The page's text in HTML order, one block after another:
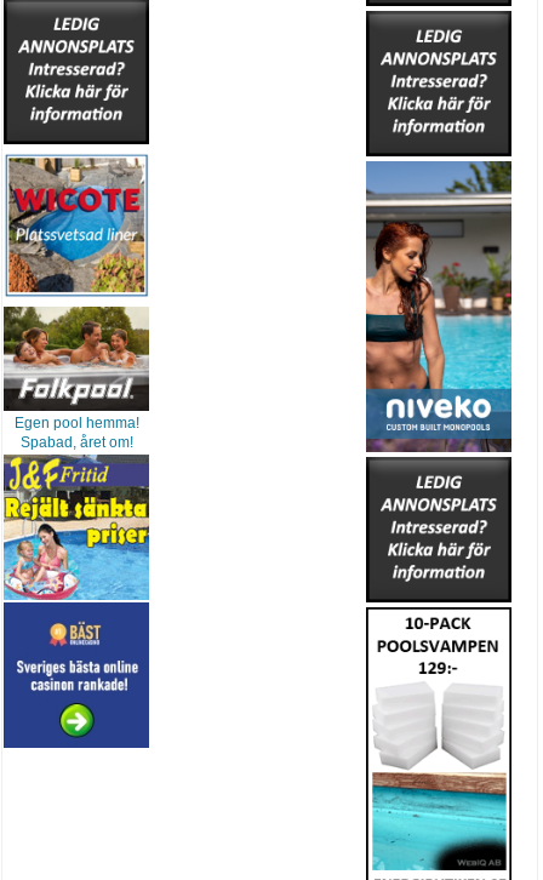
Egen pool hemma!
Spabad, året om!